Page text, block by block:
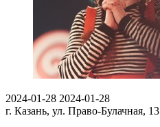
2024-01-28 2024-01-28
г. Казань, ул. Право-Булачная, 13